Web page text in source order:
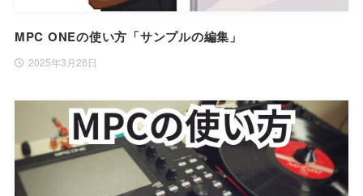
MPC ONEの使い方「サンプルの編集」
2025年3月26日